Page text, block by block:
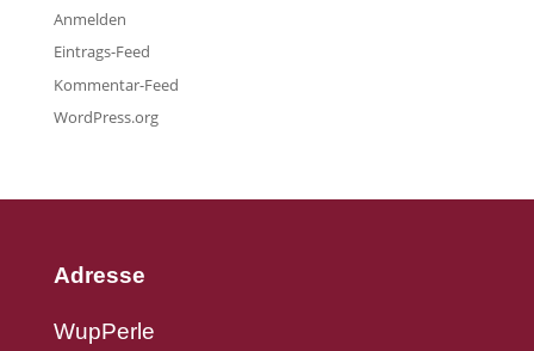
Anmelden
Eintrags-Feed
Kommentar-Feed
WordPress.org
Adresse
WupPerle